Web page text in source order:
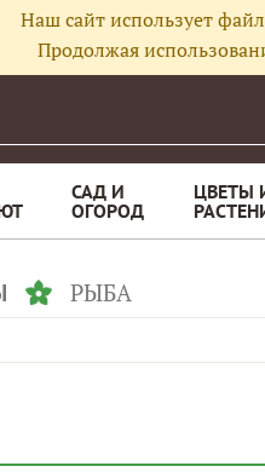
Наш сайт использует
Продолжая
САД И
ОГОРОД
ЦВЕТЫ
РЫБА